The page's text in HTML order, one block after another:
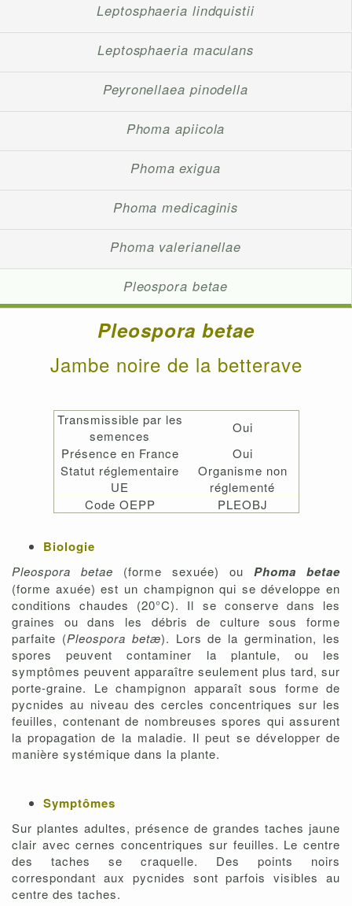
Leptosphaeria lindquistii
Leptosphaeria maculans
Peyronellaea pinodella
Phoma apiicola
Phoma exigua
Phoma medicaginis
Phoma valerianellae
Pleospora betae
Pleospora betae
Jambe noire de la betterave
Transmissible par les
semences
Oui
Présence en France
Oui
Statut réglementaire
UE
Organisme non
réglementé
Code OEPP
PLEOBJ
Biologie
Pleospora betae (forme sexuée) ou Phoma betae
(forme axuée) est un champignon qui se développe en
conditions chaudes (20°C). Il se conserve dans les
graines ou dans les débris de culture sous forme
parfaite (Pleospora betæ). Lors de la germination, les
spores peuvent contaminer la plantule, ou les
symptômes peuvent apparaître seulement plus tard, sur
porte-graine. Le champignon apparaît sous forme de
pycnides au niveau des cercles concentriques sur les
feuilles, contenant de nombreuses spores qui assurent
la propagation de la maladie. Il peut se développer de
manière systémique dans la plante.
Symptômes
Sur plantes adultes, présence de grandes taches jaune
clair avec cernes concentriques sur feuilles. Le centre
des taches se craquelle. Des points noirs
correspondant aux pycnides sont parfois visibles au
centre des taches.